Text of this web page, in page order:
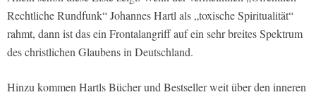
Rechtliche Rundfunk“ Johannes Hartl als „toxische Spiritualität“
rahmt, dann ist das ein Frontalangriff auf ein sehr breites Spektrum
des christlichen Glaubens in Deutschland.
Hinzu kommen Hartls Bücher und Bestseller weit über den inneren